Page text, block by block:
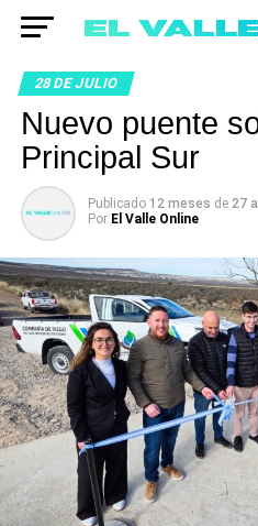
28 DE JULIO
Nuevo puente
Principal Sur
Publicado 12 meses de 27
Por El Valle Online